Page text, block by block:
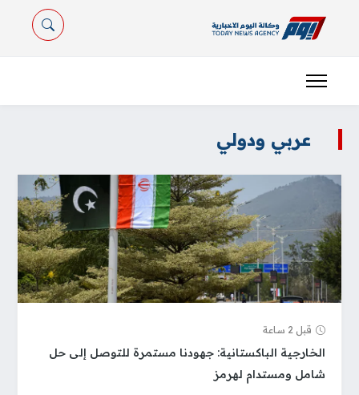
عربي ودولي
قبل 2 ساعة
الخارجية الباكستانية: جهودنا مستمرة للتوصل إلى حل
شامل ومستدام لهرمز